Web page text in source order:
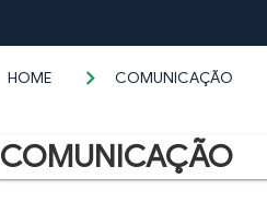
HOME COMUNICAÇÃO
COMUNICAÇÃO